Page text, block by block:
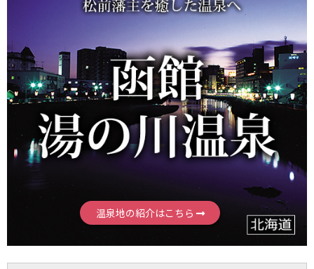
温泉地の紹介はこちら